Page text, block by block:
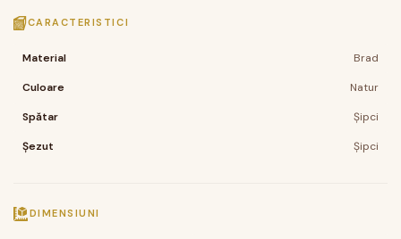
CARACTERISTICI
Material Brad
Culoare Natur
Spătar Șipci
Șezut Șipci
DIMENSIUNI